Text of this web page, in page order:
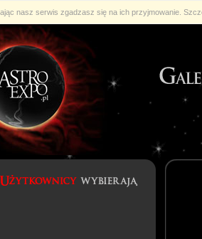
nasz serwis zgadzasz się na ich przyjmowanie.